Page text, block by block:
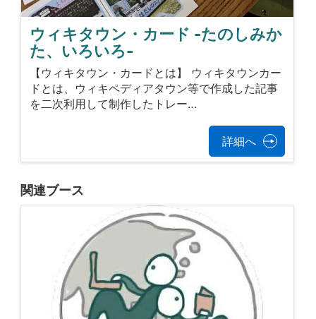
ウィキタウン・カード -たのしみか
た、いろいろ-
【ウィキタウン・カードとは】 ウィキタウンカー
ドとは、ウィキペディアタウン等で作成した記事
を二次利用して制作したトレー…
詳細へ
関連ブース